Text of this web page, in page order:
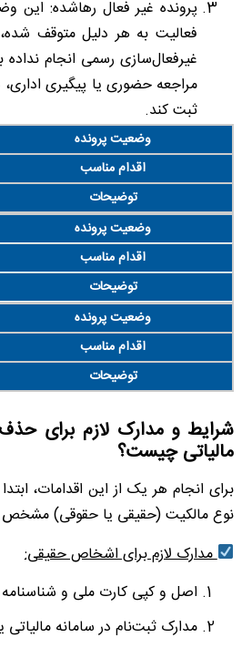
پرونده غیر فعال رهاشده: این
فعالیت به هر دلیل متوقف
غیرفعال‌سازی رسمی انجام
مراجعه حضوری یا پیگیری
ثبت کند.
وضعیت پرونده
اقدام مناسب
توضیحات
وضعیت پرونده
اقدام مناسب
توضیحات
وضعیت پرونده
اقدام مناسب
توضیحات
شرایط و مدارک لازم برای
مالیاتی چیست؟
برای انجام هر یک از این اقدامات،
نوع مالکیت (حقیقی یا حقوقی)
مدارک لازم برای اشخاص حقیقی:
اصل و کپی کارت ملی و شناسنامه
مدارک ثبت‌نام در سامانه مالیاتی